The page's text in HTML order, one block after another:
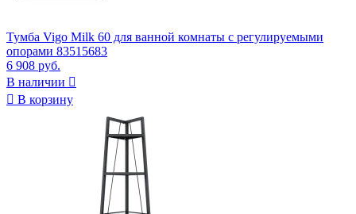
Тумба Vigo Milk 60 для ванной комнаты с регулируемыми
опорами 83515683
6 908 руб.
В наличии 
 В корзину